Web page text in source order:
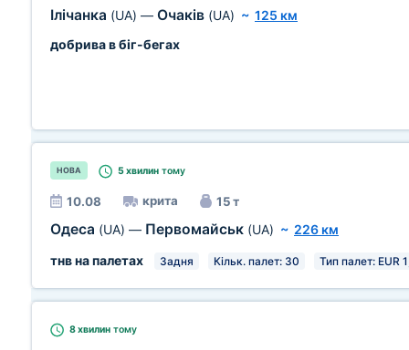
Ілічанка (UA) — Очаків (UA) ~ 125 км
добрива в біг-бегах
НОВА 5 хвилин тому
10.08 крита 15 т
Одеса (UA) — Первомайськ (UA) ~ 226 км
тнв на палетах
Задня Кільк. палет: 30 Тип палет: EUR
8 хвилин тому